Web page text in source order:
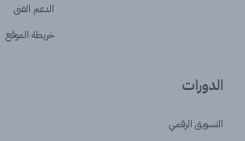
الدعم الفنى
خريطة الموقع
الدورات
التسويق الرقمي